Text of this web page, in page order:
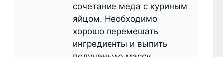
сочетание меда с куриным
яйцом. Необходимо
хорошо перемешать
ингредиенты и выпить